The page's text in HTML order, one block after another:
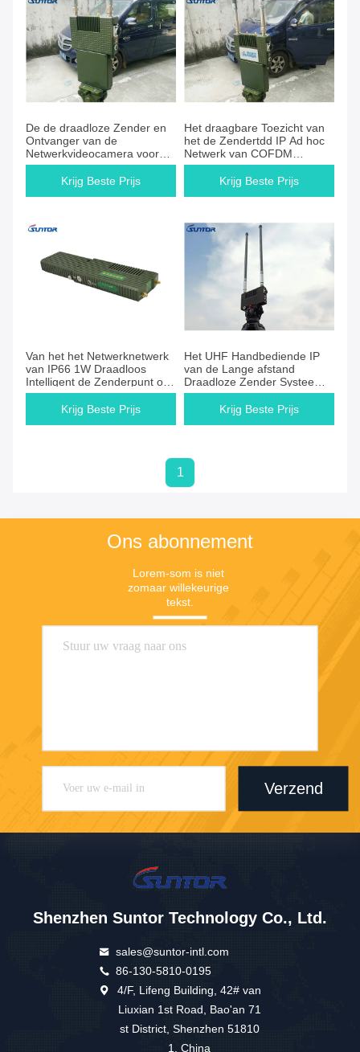
De de draadloze Zender en
Ontvanger van de
Netwerkvideocamera voor
Eerste Antwoordapparaten
Krijg Beste Prijs
Het draagbare Toezicht van
het de Zendertdd IP Ad hoc
Netwerk van COFDM
Draadloze met Batterij
Krijg Beste Prijs
Van het het Netwerknetwerk
van IP66 1W Draadloos
Intelligent de Zenderpunt om
Punt aan Met meerdere
balies te richten
Krijg Beste Prijs
Het UHF Handbediende IP
van de Lange afstand
Draadloze Zender Systeem
van het Netwerkvoorzien van
een netwerk met GPS-
Krijg Beste Prijs
1
Ons abonnement
Lorem-som is niet
zomaar willekeurige
tekst.
Verzend
Shenzhen Suntor Technology Co., Ltd.
sales@suntor-intl.com
86-130-5810-0195
4/F, Lifeng Building, 42# van
Liuxian 1st Road, Bao'an 71
st District, Shenzhen 51810
1, China